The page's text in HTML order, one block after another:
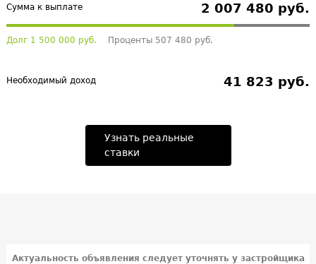
Сумма к выплате 2 007 480 руб.
Долг 1 500 000 руб. Проценты 507 480 руб.
Необходимый доход 41 823 руб.
Узнать реальные
ставки
Актуальность объявления следует уточнять у застройщика